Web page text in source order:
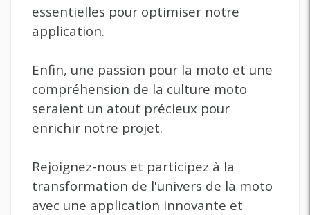
essentielles pour optimiser notre
application.
Enfin, une passion pour la moto et une
compréhension de la culture moto
seraient un atout précieux pour
enrichir notre projet.
Rejoignez-nous et participez à la
transformation de l'univers de la moto
avec une application innovante et